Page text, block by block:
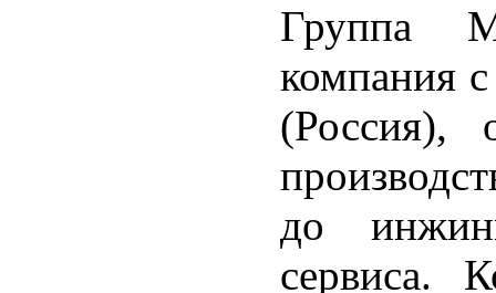
Группа
компания
(Россия),
до
сервиса.